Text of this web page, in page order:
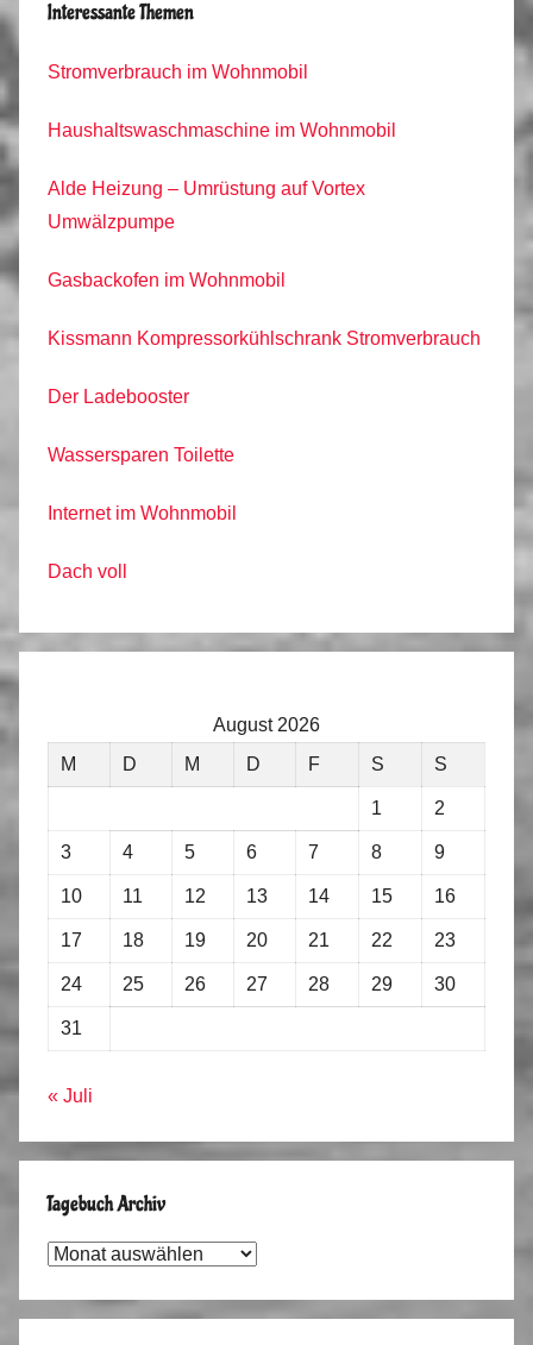
Interessante Themen
Stromverbrauch im Wohnmobil
Haushaltswaschmaschine im Wohnmobil
Alde Heizung – Umrüstung auf Vortex
Umwälzpumpe
Gasbackofen im Wohnmobil
Kissmann Kompressorkühlschrank Stromverbrauch
Der Ladebooster
Wassersparen Toilette
Internet im Wohnmobil
Dach voll
August 2026
M
D M D F S S
1 2
3 4 5 6 7 8 9
10 11 12 13 14 15 16
17 18 19 20 21 22 23
24 25 26 27 28 29 30
31
« Juli
Tagebuch Archiv
Tagebuch